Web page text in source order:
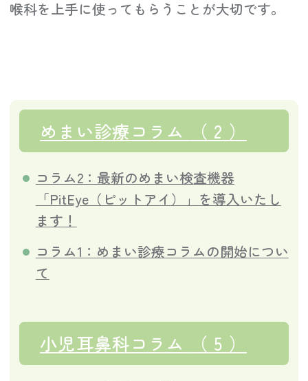
喉科を上手に使ってもらうことが大切です。
めまい診療コラム （ 2 ）
コラム2：最新のめまい検査機器
「PitEye（ピットアイ）」を導入いたし
ます！
コラム1：めまい診療コラムの開始につい
て
小児耳鼻科コラム （ 5 ）